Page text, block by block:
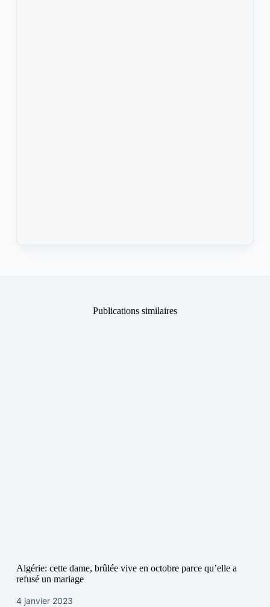
Publications similaires
Algérie: cette dame, brûlée vive en octobre parce qu’elle a
refusé un mariage
4 janvier 2023